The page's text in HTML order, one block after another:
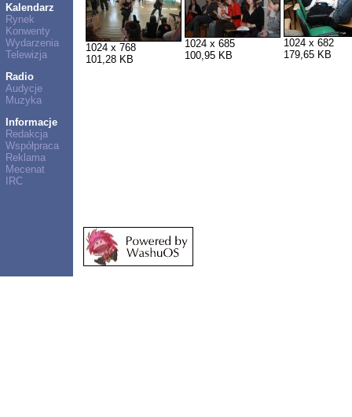
Kalendarz
Rynek
Konwenty
Wydarzenia
Telewizja
Radio
Audycje
Muzyka
Informacje
Redakcja
Współpraca
Reklama
Mecenat
IRC
1024 x 768
101,28 KB
1024 x 685
100,95 KB
1024 x 682
179,65 KB